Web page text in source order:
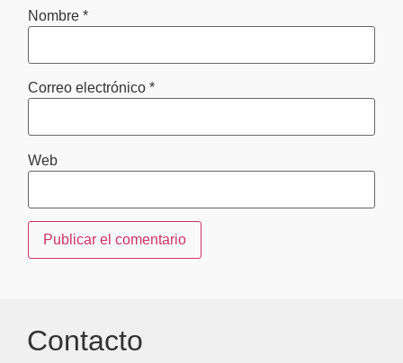
Nombre*
Correo electrónico*
Web
Contacto